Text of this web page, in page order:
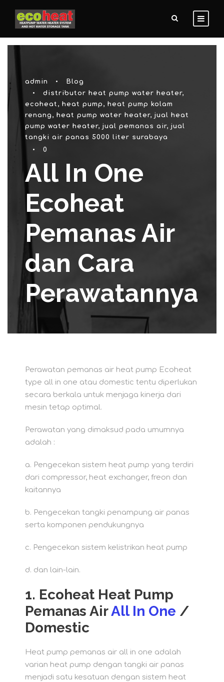
admin •
Blog
•
distributor heat pump water heater,
ecoheat , heat pump , heat pump kolam
renang , heat pump water heater, jual heat
pump water heater, jual pemanas air, jual
tangki air panas 5000 liter surabaya
•
0
All In One
Ecoheat
Pemanas Air
dan Cara
Perawatannya
Perawatan pemanas air heat pump Ecoheat
type all in one atau domestic tentu diperlukan
secara berkala untuk menjaga kinerja dari
mesin tetap optimal.
Perawatan yang dimaksud pada umumnya
adalah :
a. Pengecekan sistem heat pump yang terdiri
dari compressor, heat exchanger, freon dan
kaitannya
b. Pengecekan tangki penampung air panas
serta komponen pendukungnya
c. Pengecekan sistem kelistrikan heat pump
d. dan lain-lain.
1. Ecoheat Heat Pump
Pemanas AirAll In One /
Domestic
Heat pump pemanas air all in one adalah
varian heat pump dengan tangki air panas
menjadi satu kesatuan dengan sistem heat